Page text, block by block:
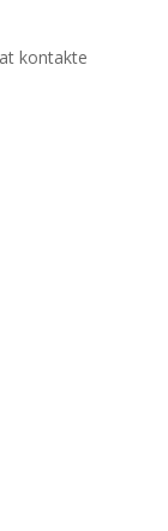
kontakte